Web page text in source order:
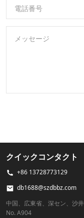
電話番号
メッセージ
クイックコンタクト
+86 13728773129
db1688@szdbbz.com
中国、広東省、深セン、沙
No. A904